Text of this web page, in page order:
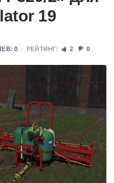
19
0 РЕЙТИНГ: 2 0